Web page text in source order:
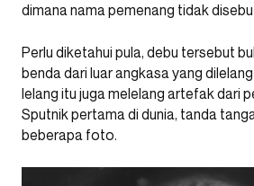
dimana nama pemenang tidak
Perlu diketahui pula, debu tersebut
benda dari luar angkasa yang
lelang itu juga melelang artefak dari
Sputnik pertama di dunia, tanda
beberapa foto.